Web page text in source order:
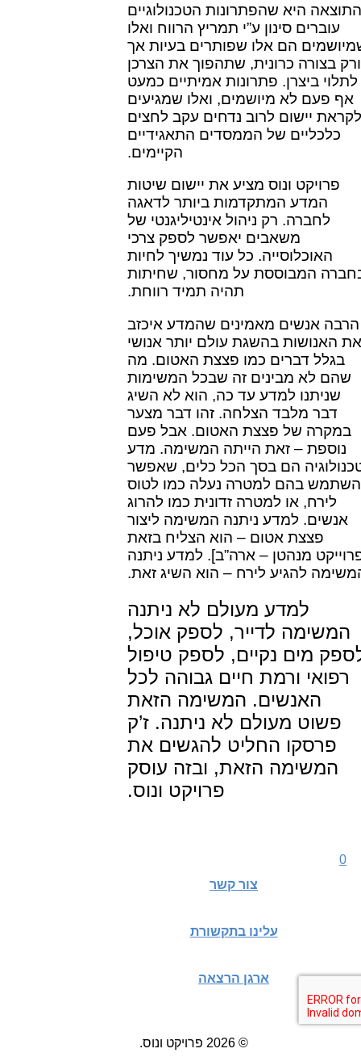
התוצאה היא שהפתרונות הטכנולוגיים
עוברים סינון ע”י תמריץ הרווח ואלו
הם אלו שפותרים בעיות אך
ורק בצורה כרונית, שתהפוך את הצרכן
לתלוי ביצרן. פתרונות אמיתיים כמעט
אף פעם לא מיושמים, ואלו שמגיעים
לקראת יישום לרוב נדחים עקב לחצים
כלכליים של הממסדים התאגידיים
הקיימים.
פרויקט ונוס מציע את יישום שיטות
המדע המתקדמות ביותר לדאגה
לחברה. רק ניהול אינטיליגנטי של
משאבים יאפשר לספק צרכי
האוכלוסייה. כל עוד נמשיך לחיות
המבוססת על מחסור, שחיתות
תהיה תמיד רווחת.
הרבה אנשים מאמינים שהמדע איכזב
את האנושות בהשגת עולם יותר אנושי
בגלל דברים כמו פצצת האטום. מה
שהם לא מבינים זה שבכל המשימות
שניתנו למדע עד כה, הוא לא השיג
דבר מלבד הצלחה. זהו דבר מצער
במקרה של פצצת האטום. אבל פעם
נוספת – זאת הייתה המשימה. מדע
הם בסך הכל כלים, שאפשר
בהם למטרה נעלה כמו לטוס
לירח, או למטרה זדונית כמו להרוג
אנשים. למדע ניתנה המשימה ליצור
פצצת אטום – הוא הצליח בזאת
מנהטן – ארה”ב]. למדע ניתנה
להגיע לירח – הוא השיג זאת.
למדע מעולם לא ניתנה
המשימה לדייר, לספק אוכל,
מים נקיים, לספק טיפול
רפואי ורמת חיים גבוהה לכל
האנשים. המשימה הזאת
פשוט מעולם לא ניתנה. ז’ק
פרסקו החליט להגשים את
המשימה הזאת, ובזה עוסק
פרויקט ונוס.
0
צור קשר
עלינו בתקשורת
ארגן הרצאה
© 2026 פרויקט ונוס.